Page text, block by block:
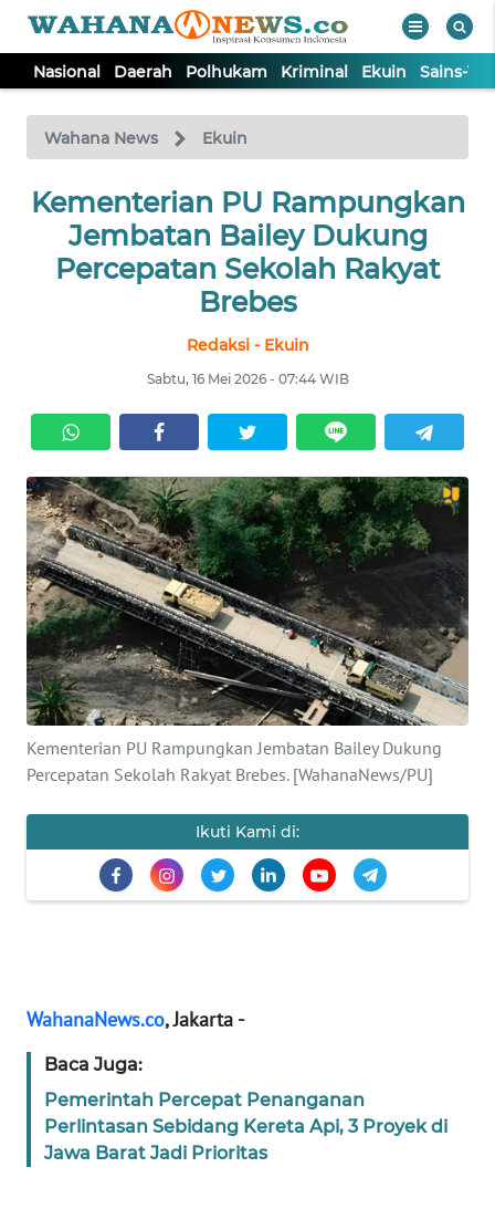
Nasional Daerah Polhukam Kriminal Ekuin Sains-
Wahana News Ekuin
Kementerian PU Rampungkan
Jembatan Bailey Dukung
Percepatan Sekolah Rakyat
Brebes
Redaksi - Ekuin
Sabtu, 16 Mei 2026 - 07:44 WIB
Kementerian PU Rampungkan Jembatan Bailey Dukung
Percepatan Sekolah Rakyat Brebes. [WahanaNews/PU]
Ikuti Kami di:
WahanaNews.co, Jakarta -
Baca Juga:
Pemerintah Percepat Penanganan
Perlintasan Sebidang Kereta Api, 3 Proyek di
Jawa Barat Jadi Prioritas
TV
Tutup
NASIONAL
DAERAH
EKUIN
SAINS-TEKNO
KESEHATAN
INTERNASIONAL
SERBA-SERBI
PENDIDIKAN
OLAHRAGA
BERITA
KONTAK
KAMI